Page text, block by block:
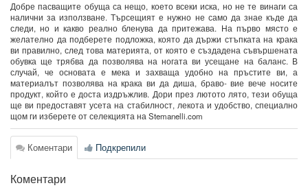
Добре пасващите обуща са нещо, което всеки иска, но не те винаги са
налични за използване. Търсещият е нужно не само да знае къде да
следи, но и какво реално бленува да притежава. На първо място е
желателно да подберете подложка, която да държи стъпката на крака
ви правилно, след това материята, от която е създадена съвършената
обувка ще трябва да позволява на ногата ви усещане на баланс. В
случай, че основата е мека и захваща удобно на пръстите ви, а
материалът позволява на крака ви да диша, браво- вие вече носите
продукт, който е доста издръжлив. Дори през лютото лято, тези обуща
ще ви предоставят усета на стабилност, лекота и удобство, специално
щом ги изберете от селекцията на Stemanelli.com
Коментари Подкрепили
Коментари